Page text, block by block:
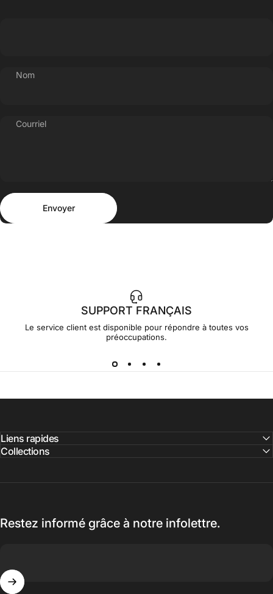
Nom
Courriel
Envoyer
Envoyer
SUPPORT FRANÇAIS
Le service client est disponible pour répondre à toutes vos
préoccupations.
Liens rapides
Collections
Restez informé grâce à notre infolettre.